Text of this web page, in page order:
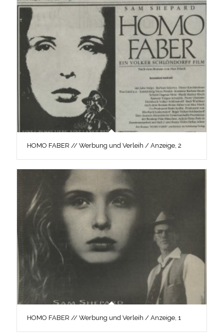
HOMO FABER // Werbung und Verleih / Anzeige, 2
HOMO FABER // Werbung und Verleih / Anzeige, 1